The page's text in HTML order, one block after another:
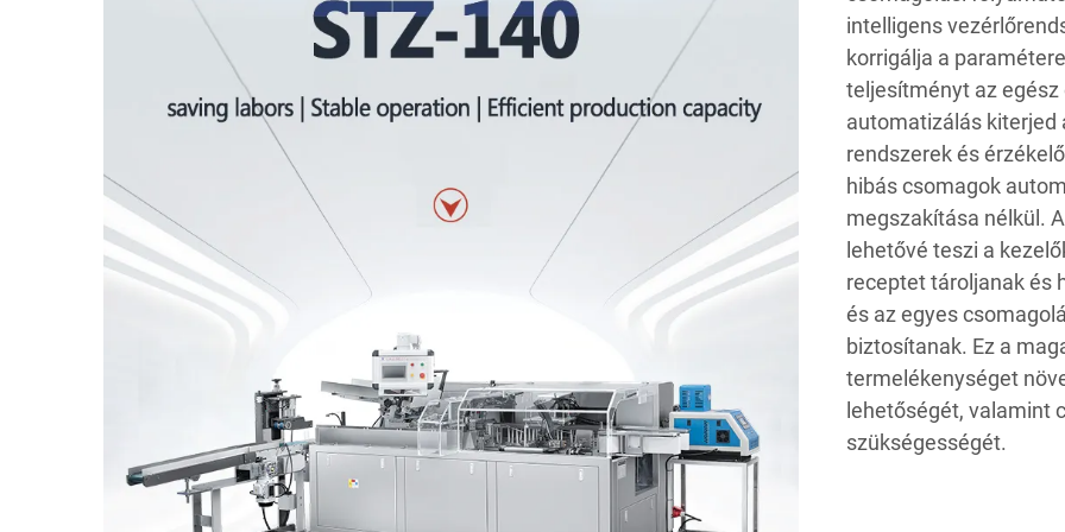
intelligens
korrigálja a
teljesítményt az
automatizálás kiterjed
rendszerek és
hibás csomagok
megszakítása nélkül.
lehetővé teszi a
receptet tároljanak és
és az egyes
biztosítanak. Ez a
termelékenységet
lehetőségét, valamint
szükségességét.